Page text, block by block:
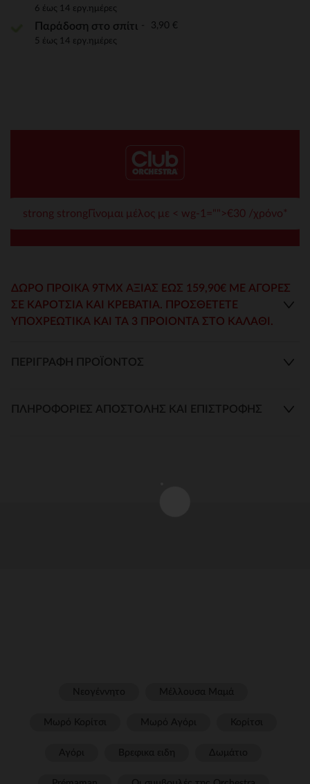
6 έως 14 εργ.ημέρες
Παράδοση στο σπίτι 3,90 €
5 έως 14 εργ.ημέρες
strong strongΓίνομαι μέλος με < wg-1="">€30 /χρόνο*
ΔΏΡΟ ΠΡΟΊΚΑ 9ΤΜΧ ΑΞΊΑΣ ΈΩΣ 159,90€ ΜΕ ΑΓΟΡΕΣ
ΣΕ ΚΑΡΌΤΣΙΑ ΚΑΙ ΚΡΕΒΆΤΙΑ. ΠΡΟΣΘΈΤΕΤΕ
ΥΠΟΧΡΕΩΤΙΚΆ ΚΑΙ ΤΑ 3 ΠΡΟΙΌΝΤΑ ΣΤΟ ΚΑΛΆΘΙ.
ΠΕΡΙΓΡΑΦΉ ΠΡΟΪΌΝΤΟΣ
ΠΛΗΡΟΦΟΡΊΕΣ ΑΠΟΣΤΟΛΉΣ ΚΑΙ ΕΠΙΣΤΡΟΦΉΣ